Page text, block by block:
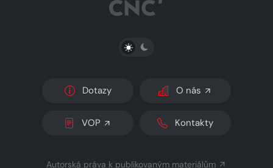
PŘEPNOUT SVĚTLÝ/TMAVÝ REŽIM
Dotazy O nás
VOP Kontakty
Autorská práva k publikovaným materiálům